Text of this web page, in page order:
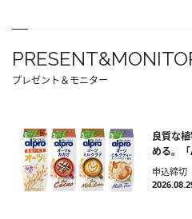
プレゼント＆モニター
良質な
める。「
申込締切